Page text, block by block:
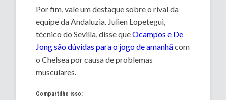
Por fim, vale um destaque sobre o rival da
equipe da Andaluzia. Julien Lopetegui,
técnico do Sevilla, disse queOcampos e De
Jong são dúvidas para o jogo de amanhãcom
o Chelsea por causa de problemas
musculares.
Compartilhe isso: